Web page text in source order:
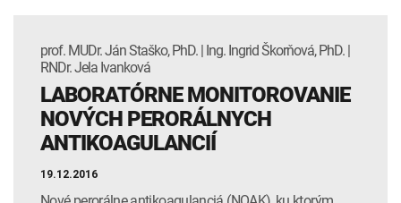
prof. MUDr. Ján Staško, PhD. | Ing. Ingrid Škorňová, PhD. |
RNDr. Jela Ivanková
LABORATÓRNE MONITOROVANIE
NOVÝCH PERORÁLNYCH
ANTIKOAGULANCIÍ
19.12.2016